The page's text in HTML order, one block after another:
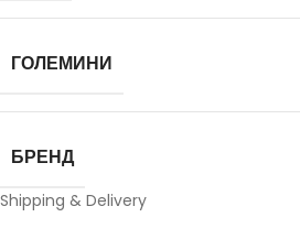
ГОЛЕМИНИ
БРЕНД
Shipping & Delivery